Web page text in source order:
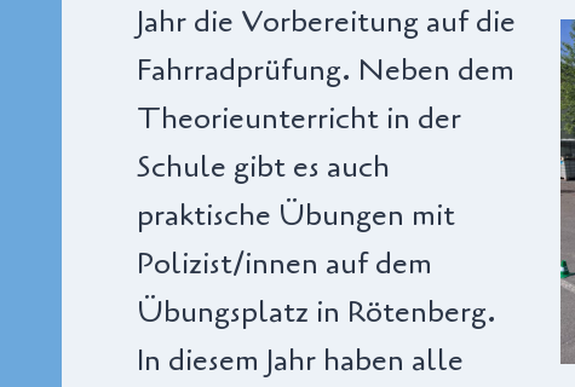
Jahr die Vorbereitung auf die
Fahrradprüfung. Neben dem
Theorieunterricht in der
Schule gibt es auch
praktische Übungen mit
Polizist/innen auf dem
Übungsplatz in Rötenberg.
In diesem Jahr haben alle